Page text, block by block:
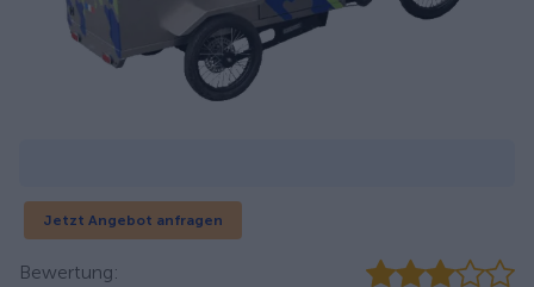
Jetzt Angebot anfragen
Bewertung: